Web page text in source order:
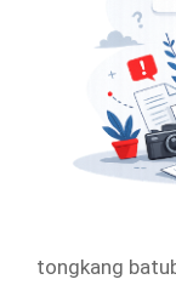
tongkang